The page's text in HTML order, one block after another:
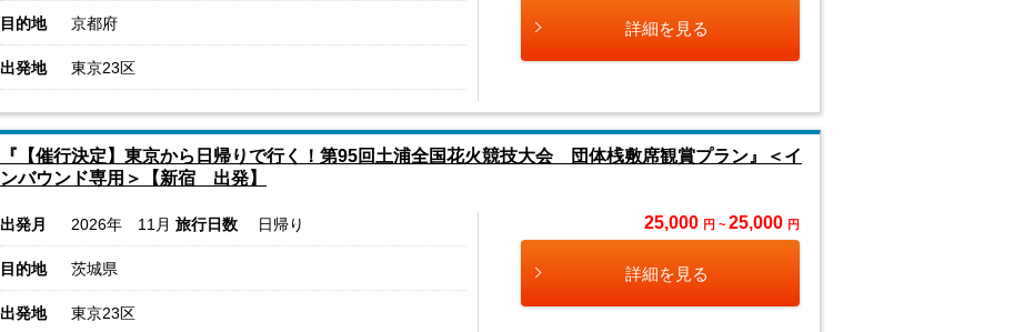
目的地 京都府
出発地 東京23区
詳細を見る
『【催行決定】東京から日帰りで行く！第95回土浦全国花火競技大会 団体桟敷席観賞プラン』＜イ
ンバウンド専用＞【新宿 出発】
出発月 2026年 11月 旅行日数 日帰り
目的地 茨城県
出発地 東京23区
25,000 円 ~ 25,000 円
詳細を見る